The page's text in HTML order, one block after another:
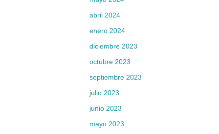
abril 2024
enero 2024
diciembre 2023
octubre 2023
septiembre 2023
julio 2023
junio 2023
mayo 2023